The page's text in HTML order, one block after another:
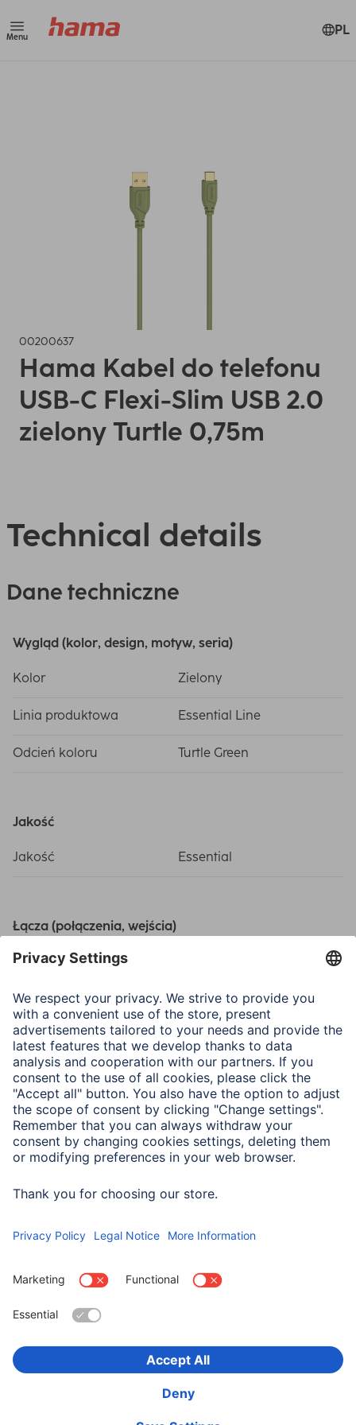
Menu PL
00200637
Hama Kabel do telefonu
USB-C Flexi-Slim USB 2.0
zielony Turtle 0,75m
Technical details
Dane techniczne
Wygląd (kolor, design, motyw, seria)
Kolor Zielony
Linia produktowa Essential Line
Odcień koloru Turtle Green
Jakość
Jakość Essential
Łącza (połączenia, wejścia)
Połączenie
Połączenie USB 2.0
Właściwości elektrotechniczne
Maks. prędkość przesyłu
danych
480 Mbit/s
Wybierz kraj
Bezpieczeństwo i ochrona danych
Deklaracje zgodności